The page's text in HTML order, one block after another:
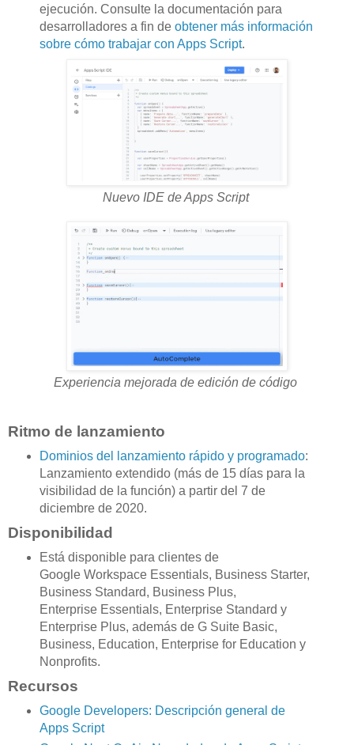
ejecución. Consulte la documentación para
desarrolladores a fin de obtener más información
sobre cómo trabajar con Apps Script.
Nuevo IDE de Apps Script
Experiencia mejorada de edición de código
Ritmo de lanzamiento
Dominios del lanzamiento rápido y programado:
Lanzamiento extendido (más de 15 días para la
visibilidad de la función) a partir del 7 de
diciembre de 2020.
Disponibilidad
Está disponible para clientes de
Google Workspace Essentials, Business Starter,
Business Standard, Business Plus,
Enterprise Essentials, Enterprise Standard y
Enterprise Plus, además de G Suite Basic,
Business, Education, Enterprise for Education y
Nonprofits.
Recursos
Google Developers: Descripción general de
Apps Script